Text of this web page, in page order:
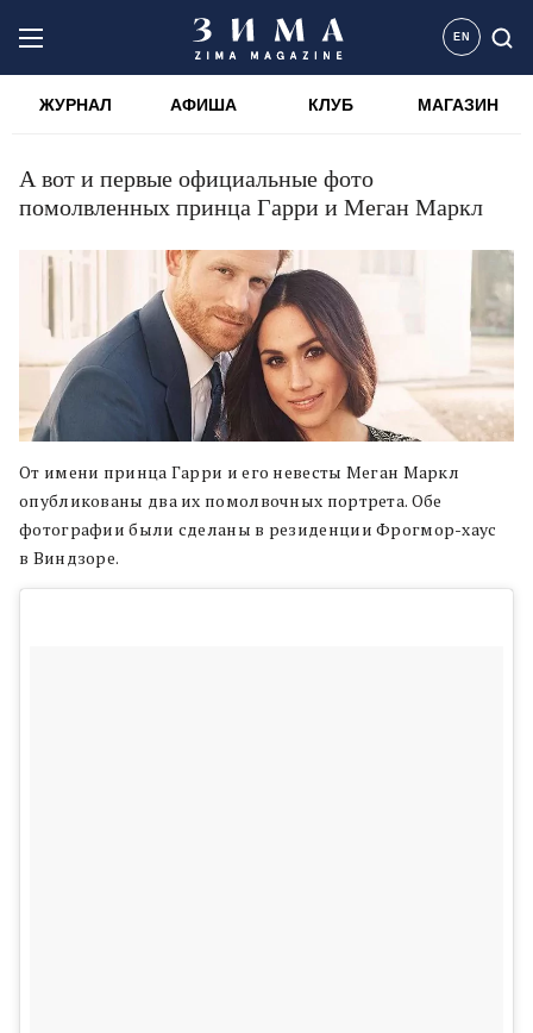
EN
ЖУРНАЛ АФИША КЛУБ МАГАЗИН
А вот и первые официальные фото
помолвленных принца Гарри и Меган Маркл
От имени принца Гарри и его невесты Меган Маркл
опубликованы два их помолвочных портрета. Обе
фотографии были сделаны в резиденции Фрогмор-хаус
в Виндзоре.